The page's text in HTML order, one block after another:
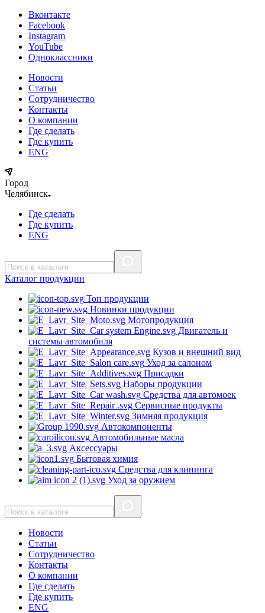
Вконтакте
Facebook
Instagram
YouTube
Одноклассники
Новости
Статьи
Сотрудничество
Контакты
О компании
Где сделать
Где купить
ENG
Город
Челябинск
Где сделать
Где купить
ENG
Каталог продукции
Топ продукции
Новинки продукции
Мотопродукция
Двигатель и
системы автомобиля
Кузов и внешний вид
Уход за салоном
Присадки
Наборы продукции
Средства для автомоек
Сервисные продукты
Зимняя продукция
Автокомпоненты
Автомобильные масла
Аксессуары
Бытовая химия
Средства для клининга
Уход за оружием
Новости
Статьи
Сотрудничество
Контакты
О компании
Где сделать
Где купить
ENG